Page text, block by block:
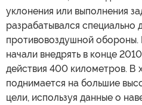
уклонения или выполнения
разрабатывался специально
противовоздушной
начали внедрять в конце
действия 400 километров. В
поднимается на большие
цели, используя данные о